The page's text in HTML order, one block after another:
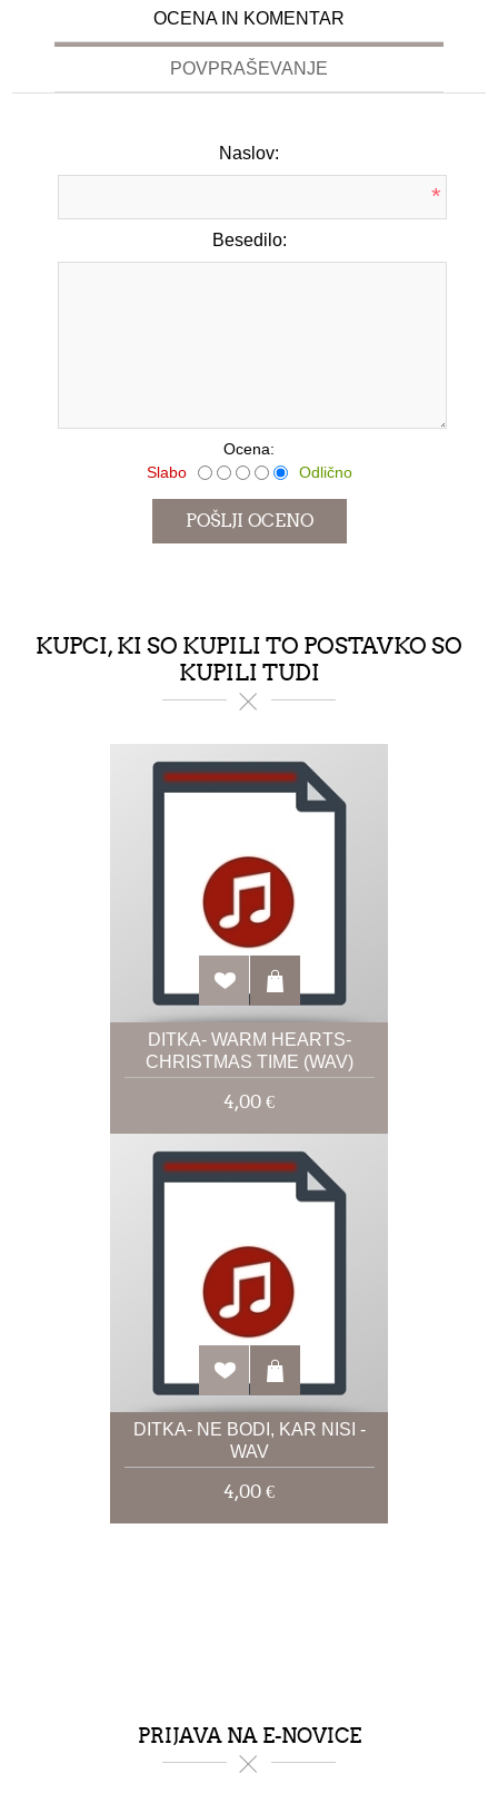
OCENA IN KOMENTAR
POVPRAŠEVANJE
Naslov:
*
Besedilo:
Ocena:
Slabo
Odlično
KUPCI, KI SO KUPILI TO POSTAVKO SO
KUPILI TUDI
DITKA- WARM HEARTS-
CHRISTMAS TIME (WAV)
4,00 €
DITKA- NE BODI, KAR NISI -
WAV
4,00 €
PRIJAVA NA E-NOVICE